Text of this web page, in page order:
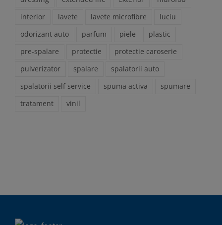
interior
lavete lavete microfibre
luciu
odorizant auto
parfum piele
plastic
pre-spalare
protectie
protectie caroserie
pulverizator
spalare
spalatorii auto
spalatorii self service
spuma activa
spumare
tratament
vinil